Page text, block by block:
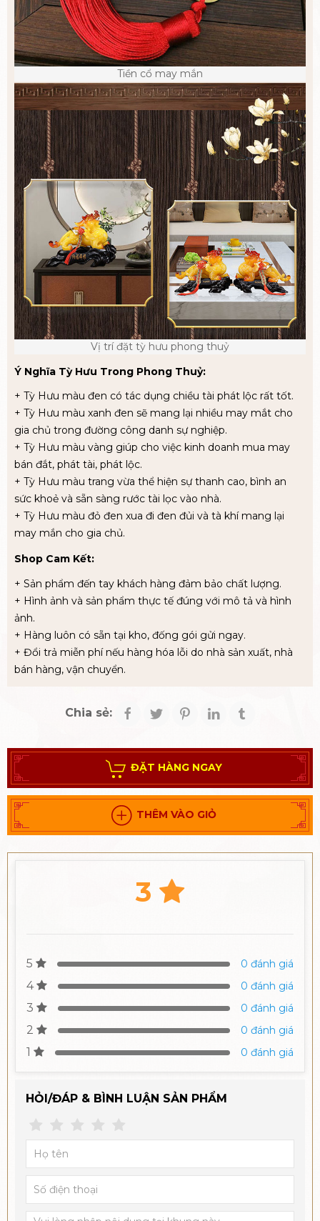
Tiền cổ may mắn
Vị trí đặt tỳ hưu phong thuỷ
Ý Nghĩa Tỳ Hưu Trong Phong Thuỷ:
+ Tỳ Hưu màu đen có tác dụng chiều tài phát lộc rất tốt.
+ Tỳ Hưu màu xanh đen sẽ mang lại nhiều may mắt cho
gia chủ trong đường công danh sự nghiệp.
+ Tỳ Hưu màu vàng giúp cho việc kinh doanh mua may
bán đắt, phát tài, phát lộc.
+ Tỳ Hưu màu trang vừa thể hiện sự thanh cao, bình an
sức khoẻ và sẵn sàng rước tài lọc vào nhà.
+ Tỳ Hưu màu đỏ đen xua đi đen đủi và tà khí mang lại
may mắn cho gia chủ.
Shop Cam Kết:
+ Sản phẩm đến tay khách hàng đảm bảo chất lượng.
+ Hình ảnh và sản phẩm thực tế đúng với mô tả và hình
ảnh.
+ Hàng luôn có sẵn tại kho, đống gói gửi ngay.
+ Đổi trả miễn phí nếu hàng hóa lỗi do nhà sản xuất, nhà
bán hàng, vận chuyển.
Chia sẻ:
ĐẶT HÀNG NGAY
THÊM VÀO GIỎ
3
5 0 đánh giá
4 0 đánh giá
3 0 đánh giá
2 0 đánh giá
1 0 đánh giá
HỎI/ĐÁP & BÌNH LUẬN SẢN PHẨM